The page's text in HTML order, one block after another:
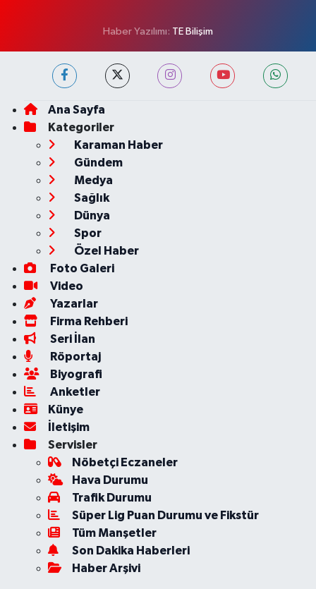
Haber Yazılımı: TE Bilişim
Ana Sayfa
Kategoriler
Karaman Haber
Gündem
Medya
Sağlık
Dünya
Spor
Özel Haber
Foto Galeri
Video
Yazarlar
Firma Rehberi
Seri İlan
Röportaj
Biyografi
Anketler
Künye
İletişim
Servisler
Nöbetçi Eczaneler
Hava Durumu
Trafik Durumu
Süper Lig Puan Durumu ve Fikstür
Tüm Manşetler
Son Dakika Haberleri
Haber Arşivi